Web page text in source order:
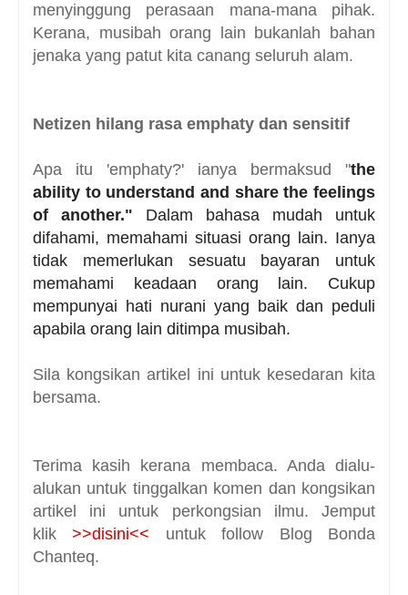
menyinggung perasaan mana-mana pihak.
Kerana, musibah orang lain bukanlah bahan
jenaka yang patut kita canang seluruh alam.
Netizen hilang rasa emphaty dan sensitif
Apa itu 'emphaty?' ianya bermaksud "the
ability to understand and share the feelings
of another." Dalam bahasa mudah untuk
difahami, memahami situasi orang lain. Ianya
tidak memerlukan sesuatu bayaran untuk
memahami keadaan orang lain. Cukup
mempunyai hati nurani yang baik dan peduli
apabila orang lain ditimpa musibah.
Sila kongsikan artikel ini untuk kesedaran kita
bersama.
Terima kasih kerana membaca. Anda dialu-
alukan untuk tinggalkan komen dan kongsikan
artikel ini untuk perkongsian ilmu. Jemput
klik>>disini<< untuk follow Blog Bonda
Chanteq.